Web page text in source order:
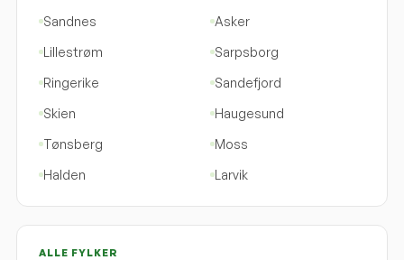
Sandnes
Asker
Lillestrøm
Sarpsborg
Ringerike
Sandefjord
Skien
Haugesund
Tønsberg
Moss
Halden
Larvik
ALLE FYLKER